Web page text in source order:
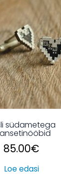
südametega
85.00€
Loe edasi